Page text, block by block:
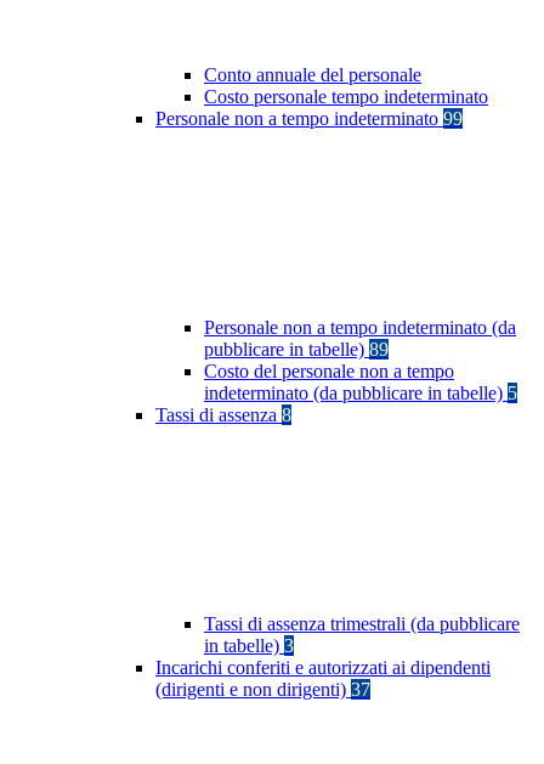
Conto annuale del personale
Costo personale tempo indeterminato
Personale non a tempo indeterminato 99
Personale non a tempo indeterminato (da
pubblicare in tabelle) 89
Costo del personale non a tempo
indeterminato (da pubblicare in tabelle) 5
Tassi di assenza 8
Tassi di assenza trimestrali (da pubblicare
in tabelle) 3
Incarichi conferiti e autorizzati ai dipendenti
(dirigenti e non dirigenti) 37